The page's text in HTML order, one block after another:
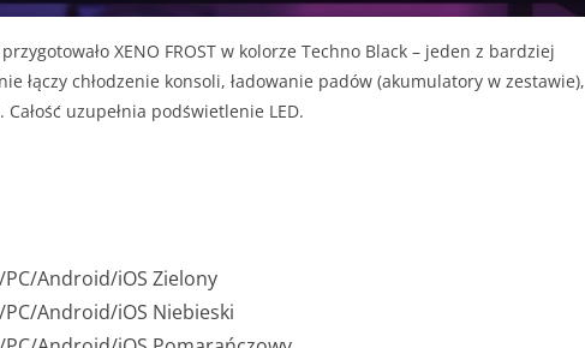
XENO FROST w kolorze Techno Black – jeden z bardziej
łączy chłodzenie konsoli, ładowanie padów (akumulatory w zestawie),
uzupełnia podświetlenie LED.
PC/Android/iOS Zielony
PC/Android/iOS Niebieski